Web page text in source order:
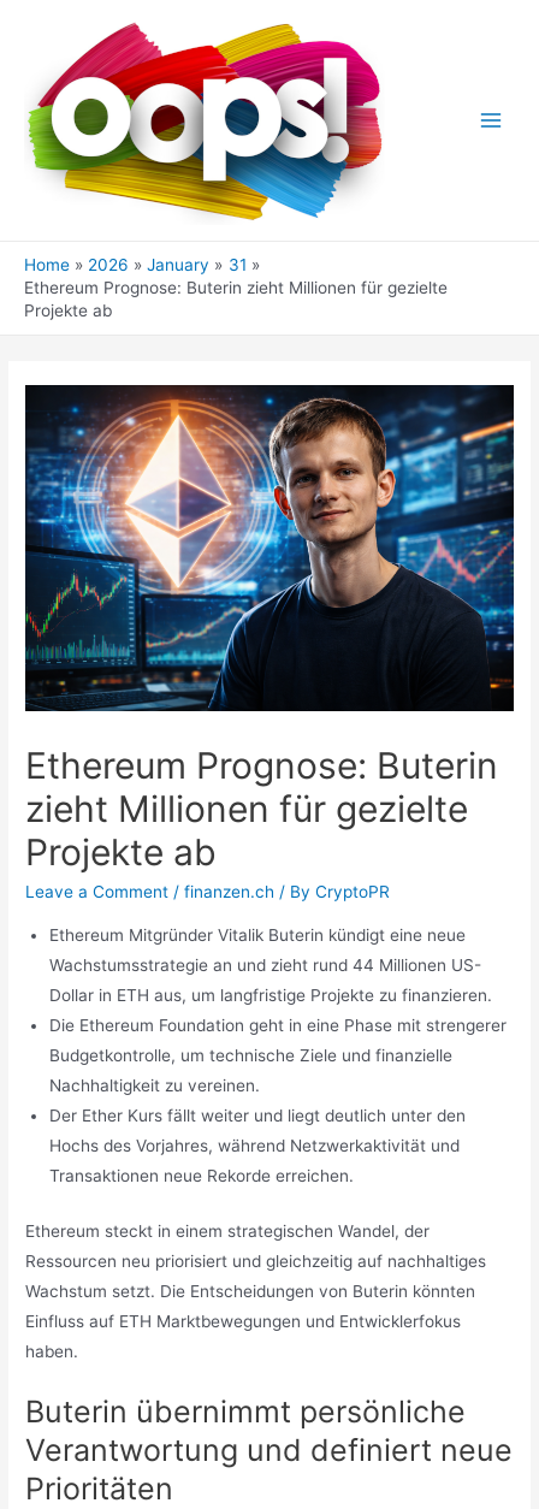
Home 2026 January
31
Ethereum Prognose: Buterin zieht Millionen für gezielte
Projekte ab
Ethereum Prognose: Buterin
zieht Millionen für gezielte
Projekte ab
Leave a Comment /finanzen.ch / ByCryptoPR
Ethereum Mitgründer Vitalik Buterin kündigt eine neue
Wachstumsstrategie an und zieht rund 44 Millionen US-
Dollar in ETH aus, um langfristige Projekte zu finanzieren.
Die Ethereum Foundation geht in eine Phase mit strengerer
Budgetkontrolle, um technische Ziele und finanzielle
Nachhaltigkeit zu vereinen.
Der Ether Kurs fällt weiter und liegt deutlich unter den
Hochs des Vorjahres, während Netzwerkaktivität und
Transaktionen neue Rekorde erreichen.
Ethereum steckt in einem strategischen Wandel, der
Ressourcen neu priorisiert und gleichzeitig auf nachhaltiges
Wachstum setzt. Die Entscheidungen von Buterin könnten
Einfluss auf ETH Marktbewegungen und Entwicklerfokus
haben.
Buterin übernimmt persönliche
Verantwortung und definiert neue
Prioritäten